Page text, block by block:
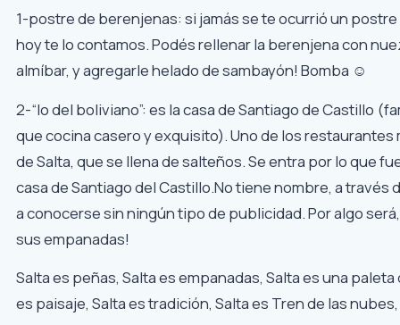
1-postre de berenjenas: si jamás se te ocurrió un
hoy te lo contamos. Podés rellenar la berenjena con
almíbar, y agregarle helado de sambayón! Bomba ☺
2-“lo del boliviano”: es la casa de Santiago de Castillo
que cocina casero y exquisito). Uno de los restaurantes
de Salta, que se llena de salteños.Se entra por lo que
casa de Santiago del Castillo.No tiene nombre, a través
a conocerse sin ningún tipo de publicidad. Por algo
sus empanadas!
Salta es peñas, Salta es empanadas, Salta es una
es paisaje, Salta es tradición, Salta es Tren de las